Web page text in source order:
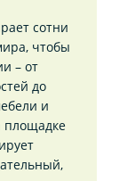
сотни
чтобы
– от
до
и
площадке